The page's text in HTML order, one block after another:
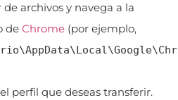
archivos y navega a la
de Chrome (por ejemplo,
perfil que deseas transferir.